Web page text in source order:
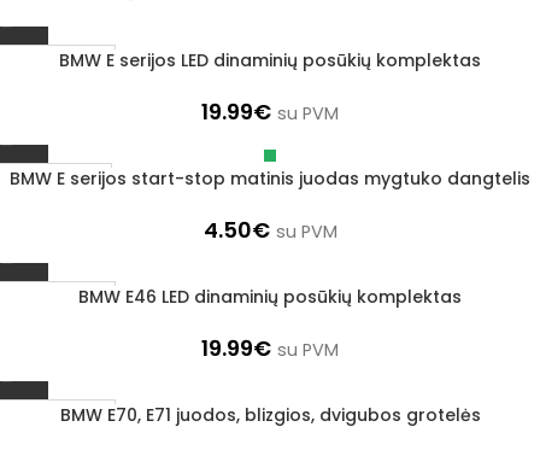
1–3 d. d.
BMW E serijos LED dinaminių posūkių komplektas
19.99€ su PVM
Išparduota
BMW E serijos start-stop matinis juodas mygtuko dangtelis
4.50€ su PVM
1–3 d. d.BMW E46 LED dinaminių posūkių komplektas
19.99€ su PVM
1–3 d. d.
BMW E70, E71 juodos, blizgios, dvigubos grotelės